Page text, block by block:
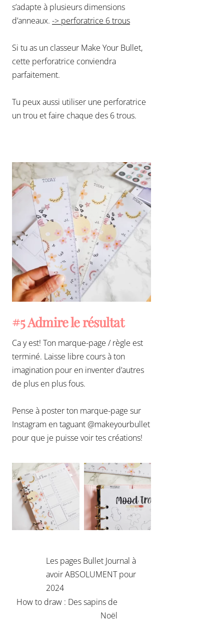
s’adapte à plusieurs dimensions
d’anneaux.-> perforatrice 6 trous
Si tu as un classeur Make Your Bullet,
cette perforatrice conviendra
parfaitement.
Tu peux aussi utiliser une perforatrice
un trou et faire chaque des 6 trous.
#5 Admire le résultat
Ca y est! Ton marque-page / règle est
terminé. Laisse libre cours à ton
imagination pour en inventer d’autres
de plus en plus fous.
Pense à poster ton marque-page sur
Instagram en taguant @makeyourbullet
pour que je puisse voir tes créations!
Les pages Bullet Journal à
avoir ABSOLUMENT pour
2024
How to draw : Des sapins de
Noël